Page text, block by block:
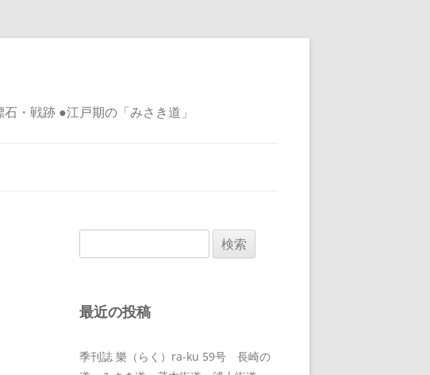
・戦跡 ●江戸期の「みさき道」
索:
最近の投稿
季刊誌 樂（らく）ra-ku 59号 長崎の